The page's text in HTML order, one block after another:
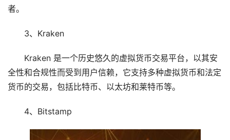
者。
3、Kraken
Kraken 是一个历史悠久的虚拟货币交易平台，以其安
全性和合规性而受到用户信赖，它支持多种虚拟货币和法定
货币的交易，包括比特币、以太坊和莱特币等。
4、Bitstamp